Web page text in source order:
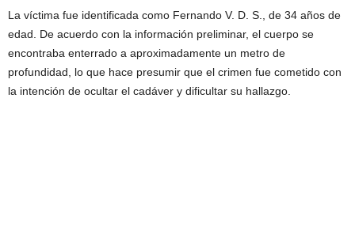
La víctima fue identificada como Fernando V. D. S., de 34 años de
edad. De acuerdo con la información preliminar, el cuerpo se
encontraba enterrado a aproximadamente un metro de
profundidad, lo que hace presumir que el crimen fue cometido con
la intención de ocultar el cadáver y dificultar su hallazgo.